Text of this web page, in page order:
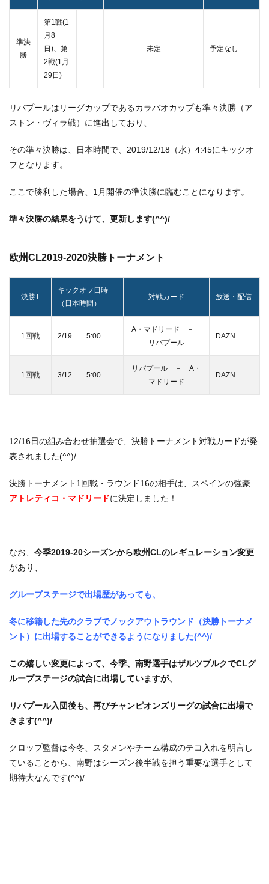
準決
勝
第1戦(1
月8
日)、第
2戦(1月
29日)
未定 予定なし
リバプールはリーグカップであるカラバオカップも準々決勝（ア
ストン・ヴィラ戦）に進出しており、
その準々決勝は、日本時間で、2019/12/18（水）4:45にキックオ
フとなります。
ここで勝利した場合、1月開催の準決勝に臨むことになります。
準々決勝の結果をうけて、更新します(^^)/
欧州CL2019-2020決勝トーナメント
決勝T
キックオフ日時
（日本時間）
対戦カード 放送・配信
1回戦 2/19 5:00
A・マドリード －
リバプール
DAZN
1回戦 3/12 5:00
リバプール － A・
マドリード
DAZN
12/16日の組み合わせ抽選会で、決勝トーナメント対戦カードが発
表されました(^^)/
決勝トーナメント1回戦・ラウンド16の相手は、スペインの強豪
アトレティコ・マドリードに決定しました！
なお、 今季2019-20シーズンから欧州CLのレギュレーション変更
があり、
グループステージで出場歴があっても、
冬に移籍した先のクラブでノックアウトラウンド（決勝トーナメ
ント）に出場することができるようになりました(^^)/
この嬉しい変更によって、今季、南野選手はザルツブルクでCLグ
ループステージの試合に出場していますが、
リバプール入団後も、再びチャンピオンズリーグの試合に出場で
きます(^^)/
クロップ監督は今冬、スタメンやチーム構成のテコ入れを明言し
ていることから、南野はシーズン後半戦を担う重要な選手として
期待大なんです(^^)/